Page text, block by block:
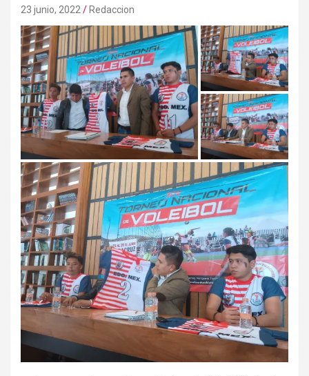
23 junio, 2022 Redaccion